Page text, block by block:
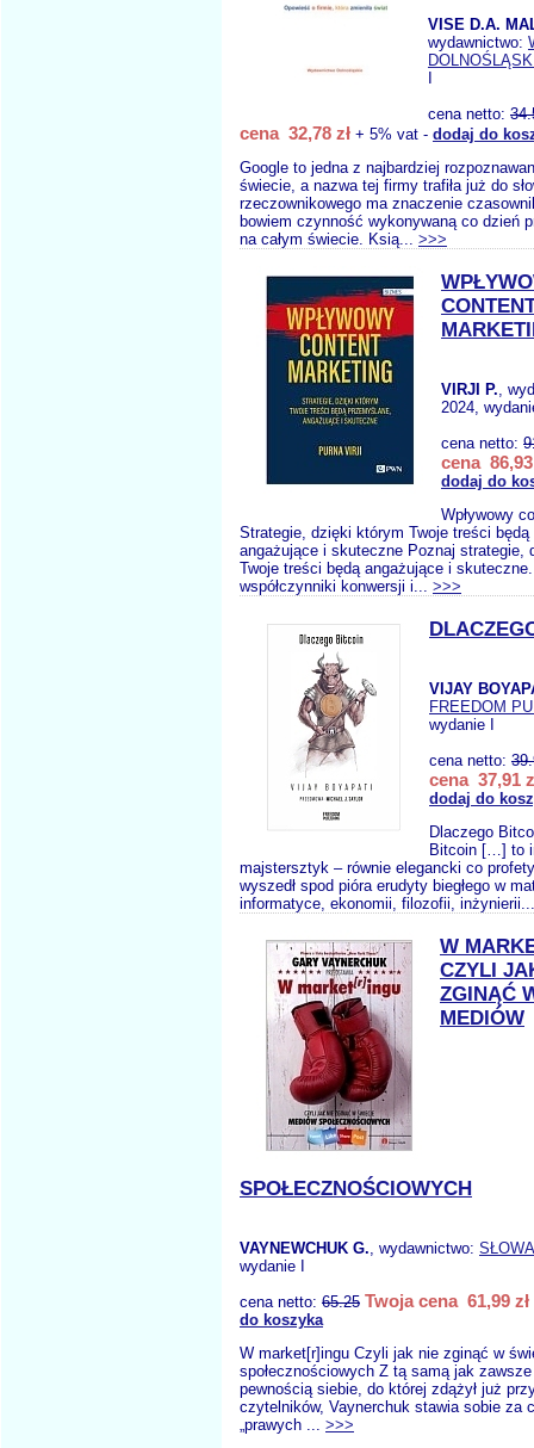
VISE D.A.
wydawnictwo:
cena netto:
cena 32,78 zł + 5% vat - dodaj do
Google to jedna z najbardziej
świecie, a nazwa tej firmy trafiła już do
rzeczownikowego ma znaczenie
bowiem czynność wykonywaną co dzień
na całym świecie. Ksią... >>>
VIRJI P.,
2024,
cena netto:
cena 86,93
dodaj do
Wpływowy
Strategie, dzięki którym Twoje treści
angażujące i skuteczne Poznaj strategie,
Twoje treści będą angażujące i
współczynniki konwersji i... >>>
VIJAY
FREEDOM
wydanie I
cena netto:
cena 37,91
dodaj do
Dlaczego
Bitcoin […] to
majstersztyk – równie elegancki co
wyszedł spod pióra erudyty biegłego w
informatyce, ekonomii, filozofii,
W
CZYLI
ZGINĄĆ
MEDIÓW
SPOŁECZNOŚCIOWYCH
VAYNEWCHUK G., wydawnictwo:
wydanie I
cena netto: 65.25 Twoja cena 61,99 zł
do koszyka
W market[r]ingu Czyli jak nie zginąć w
społecznościowych Z tą samą jak
pewnością siebie, do której zdążył już
czytelników, Vaynerchuk stawia sobie za
„prawych ... >>>